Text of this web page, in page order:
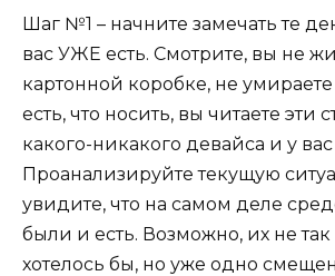
Шаг №1 – начните замечать те
вас УЖЕ есть. Смотрите, вы не
картонной коробке, не умираете
есть, что носить, вы читаете эти
какого-никакого девайса и у вас
Проанализируйте текущую
увидите, что на самом деле
были и есть. Возможно, их не так
хотелось бы, но уже одно